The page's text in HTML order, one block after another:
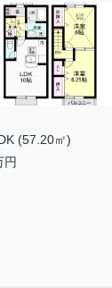
(57.20㎡)
円